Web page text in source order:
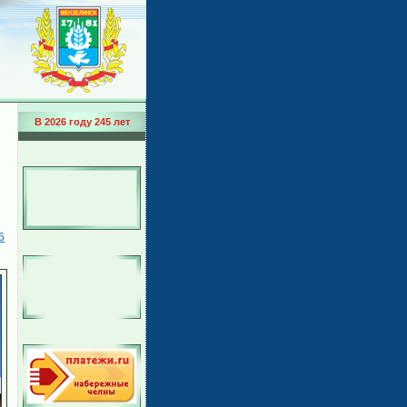
В 2026 году 245 лет